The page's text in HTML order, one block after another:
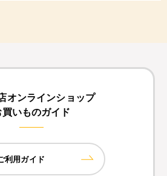
オンラインショップ
いものガイド
利用ガイド